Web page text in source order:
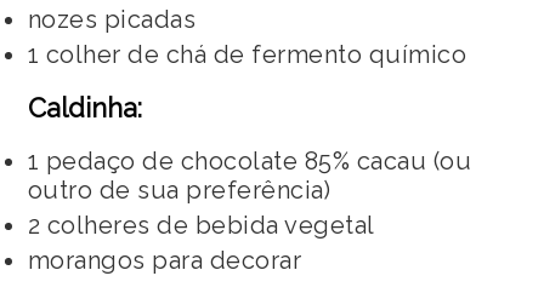
nozes picadas
1 colher de chá de fermento químico
Caldinha:
1 pedaço de chocolate 85% cacau (ou
outro de sua preferência)
2 colheres de bebida vegetal
morangos para decorar